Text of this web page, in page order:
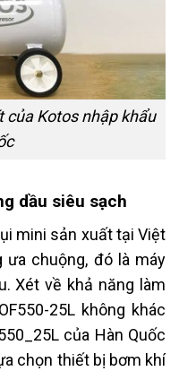
của Kotos nhập khẩu
dầu siêu sạch
mini sản xuất tại Việt
ưa chuộng, đó là máy
Xét về khả năng làm
25L không khác
của Hàn Quốc
chọn thiết bị bơm khí